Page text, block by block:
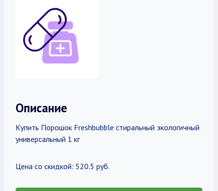
Описание
Купить Порошок Freshbubble стиральный экологичный
универсальный 1 кг
Цена со скидкой: 520.5 руб.